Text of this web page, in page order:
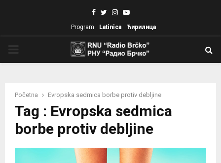
Facebook
TwitterInstagram
Youtube
Program Latinica Ћирилица
Početna Evropska sedmica borbe protiv debljine
Tag : Evropska sedmica
borbe protiv debljine